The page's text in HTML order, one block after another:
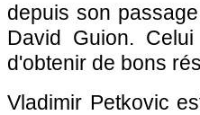
depuis son
David Guion.
d'obtenir de bons
Vladimir Petkovic